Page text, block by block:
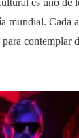
es uno de
mundial. Cada
contemplar